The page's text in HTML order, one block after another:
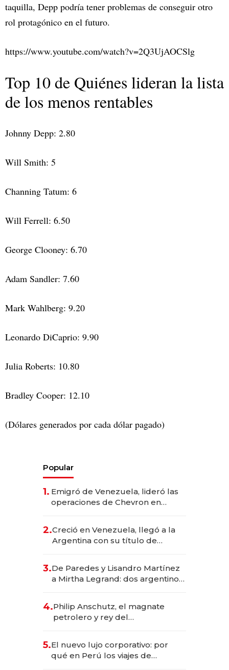
taquilla, Depp podría tener problemas de conseguir otro
rol protagónico en el futuro.
https://www.youtube.com/watch?v=2Q3UjAOCSlg
Top 10 de Quiénes lideran la lista
de los menos rentables
Johnny Depp: 2.80
Will Smith: 5
Channing Tatum: 6
Will Ferrell: 6.50
George Clooney: 6.70
Adam Sandler: 7.60
Mark Wahlberg: 9.20
Leonardo DiCaprio: 9.90
Julia Roberts: 10.80
Bradley Cooper: 12.10
(Dólares generados por cada dólar pagado)
Popular
1. Emigró de Venezuela, lideró las
operaciones de Chevron en
2.Creció en Venezuela, llegó a la
Argentina con su título de
las marcas "fast premium"
3.De Paredes y Lisandro Martínez
a Mirtha Legrand: dos argentinos
4.Philip Anschutz, el magnate
petrolero y rey del
Fénix
5.El nuevo lujo corporativo: por
qué en Perú los viajes de